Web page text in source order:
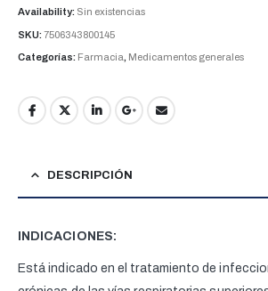
Availability: Sin existencias
SKU:7506343800145
Categorías: Farmacia, Medicamentos generales
DESCRIPCIÓN
INDICACIONES:
Está indicado en el tratamiento de